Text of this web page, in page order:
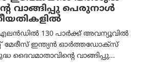
വാങ്ങിപ്പു പെരുനാൾ
ഐലൻഡിൽ 130 പാർക്ക് അവന്യൂവിൽ
മേരീസ് ഇന്ത്യൻ ഓർത്തഡോക്സ്
ദൈവമാതാവിന്റെ വാങ്ങിപ്പു...